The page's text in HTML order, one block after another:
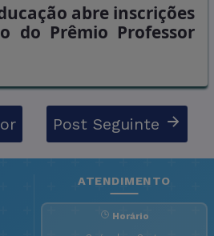
abre inscrições
do Prêmio Professor
Post Seguinte
ATENDIMENTO
Horário